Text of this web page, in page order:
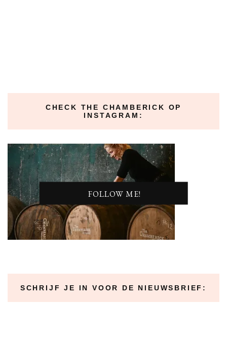
CHECK THE CHAMBERICK OP
INSTAGRAM:
FOLLOW ME!
SCHRIJF JE IN VOOR DE NIEUWSBRIEF: